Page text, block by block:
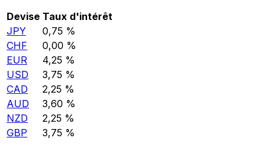
Devise Taux d'intérêt
JPY
0,75 %
CHF
0,00 %
EUR
4,25 %
USD
3,75 %
CAD
2,25 %
AUD
3,60 %
NZD
2,25 %
GBP
3,75 %